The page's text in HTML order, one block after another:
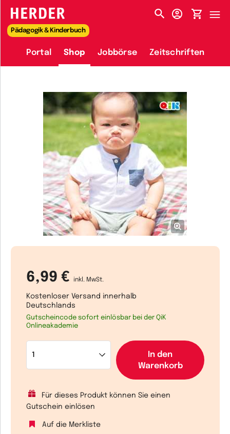
HERDER-MENÜ
Pädagogik & Kinderbuch
Portal Shop Jobbörse Zeitschriften
6,99 € inkl. MwSt.
Kostenloser Versand innerhalb
Deutschlands
Gutscheincode sofort einlösbar bei der QiK
Onlineakademie
In den
Warenkorb
Für dieses Produkt können Sie einen
Gutschein einlösen
Auf die Merkliste